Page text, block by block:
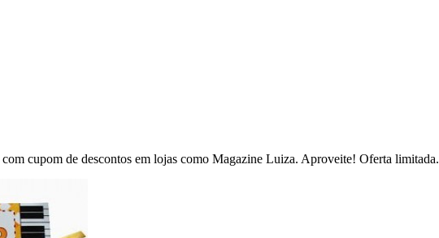
cupom de descontos em lojas como Magazine Luiza. Aproveite! Oferta limitada.